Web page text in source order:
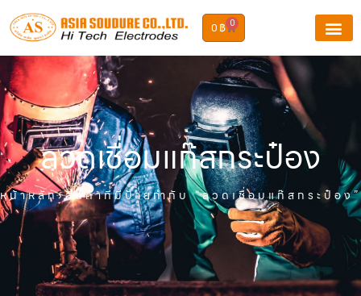
0 ฿ 0
ลวดเชื่อมแก๊สกระป๋อง
หน้าหลัก›สินค้าที่มีป้ายกำกับ “ลวดเชื่อมแก๊สกระป๋อง”